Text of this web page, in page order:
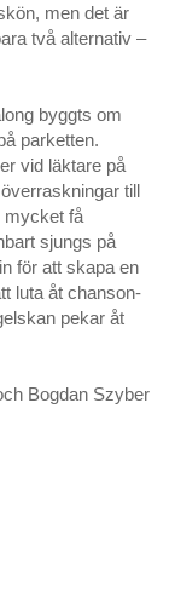
ReShaping
Stadsteater;
men det är
två alternativ –
byggts om
parketten.
vid läktare på
till
mycket få
sjungs på
för att skapa en
luta åt chanson-
pekar åt
Bogdan Szyber